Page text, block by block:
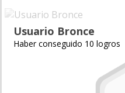
Usuario Bronce
Haber conseguido 10 logros